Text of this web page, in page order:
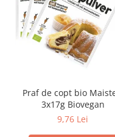
Praf de copt bio
3x17g Biovegan
9,76 Lei